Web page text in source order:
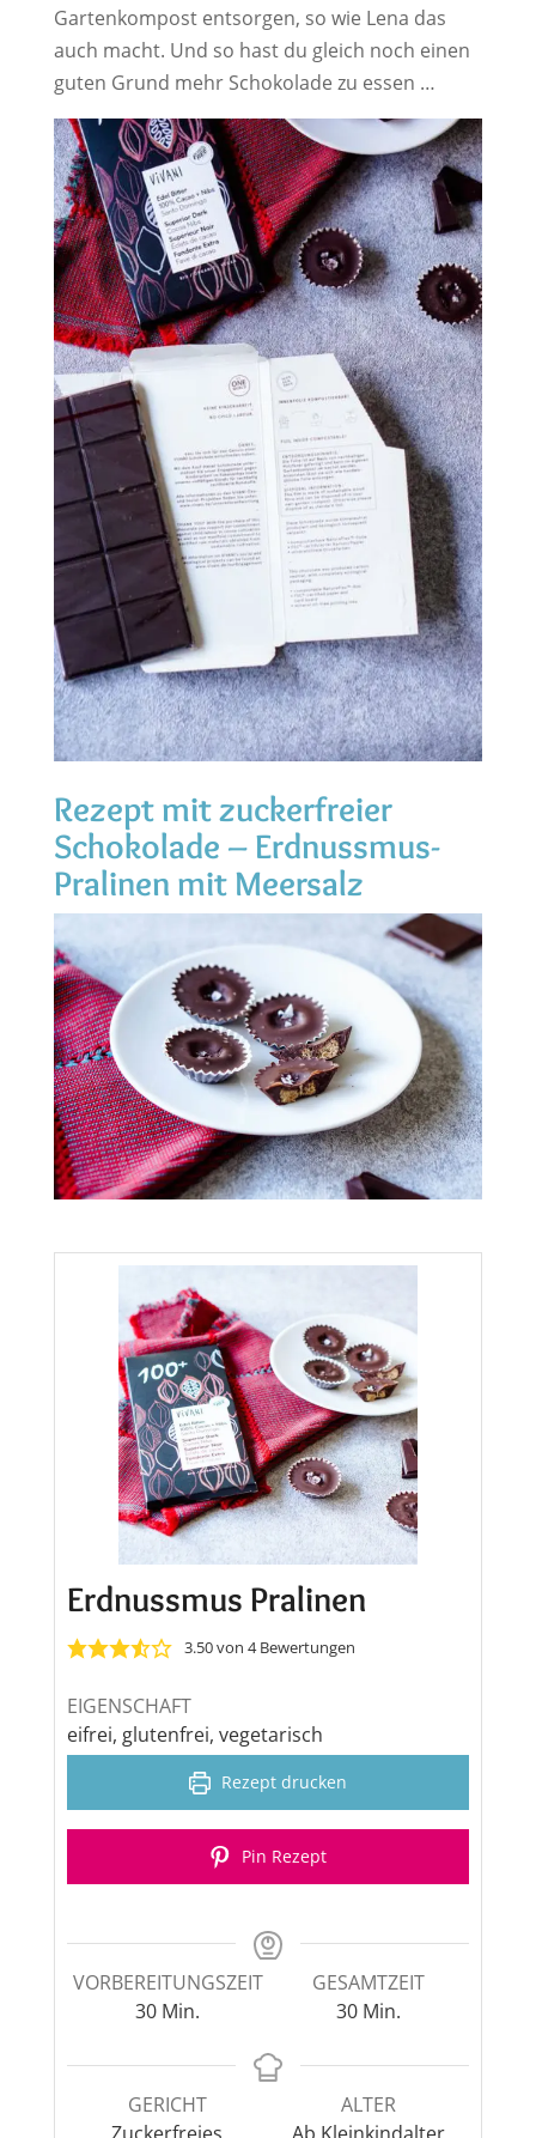
Gartenkompost entsorgen, so wie Lena das
auch macht. Und so hast du gleich noch einen
guten Grund mehr Schokolade zu essen …
Rezept mit zuckerfreier
Schokolade – Erdnussmus-
Pralinen mit Meersalz
Erdnussmus Pralinen
3.50von 4Bewertungen
EIGENSCHAFT
eifrei, glutenfrei, vegetarisch
Rezept drucken
Pin Rezept
VORBEREITUNGSZEIT
30Minuten
Min.
GESAMTZEIT
30Minuten
Min.
GERICHT
ALTER